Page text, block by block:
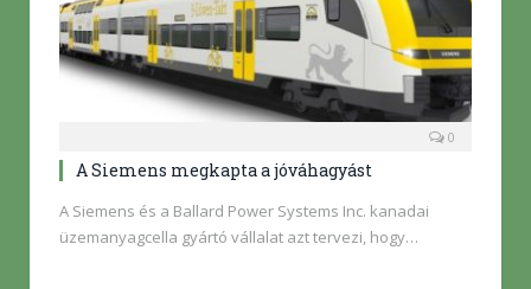
0
A Siemens megkapta a jóváhagyást
A Siemens és a Ballard Power Systems Inc. kanadai
üzemanyagcella gyártó vállalat azt tervezi, hogy…